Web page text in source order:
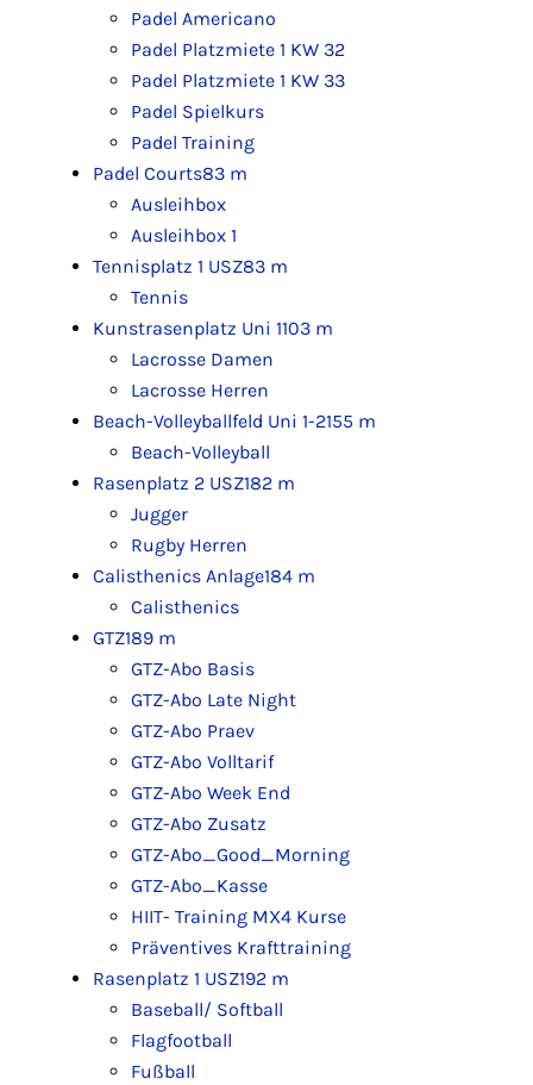
Padel Americano
Padel Platzmiete 1 KW 32
Padel Platzmiete 1 KW 33
Padel Spielkurs
Padel Training
Padel Courts83 m
Ausleihbox
Ausleihbox 1
Tennisplatz 1 USZ83 m
Tennis
Kunstrasenplatz Uni 1103 m
Lacrosse Damen
Lacrosse Herren
Beach-Volleyballfeld Uni 1-2155 m
Beach-Volleyball
Rasenplatz 2 USZ182 m
Jugger
Rugby Herren
Calisthenics Anlage184 m
Calisthenics
GTZ189 m
GTZ-Abo Basis
GTZ-Abo Late Night
GTZ-Abo Praev
GTZ-Abo Volltarif
GTZ-Abo Week End
GTZ-Abo Zusatz
GTZ-Abo_Good_Morning
GTZ-Abo_Kasse
HIIT- Training MX4 Kurse
Präventives Krafttraining
Rasenplatz 1 USZ192 m
Baseball/ Softball
Flagfootball
Fußball